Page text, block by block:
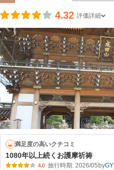
4.32 評価詳細
満足度の高いクチコミ
1080年以上続くお護摩祈祷
4.0 旅行時期: 2026/05 byGY